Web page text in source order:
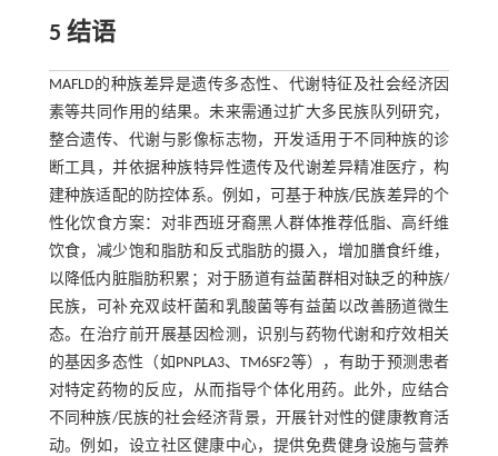
5 结语
MAFLD的种族差异是遗传多态性、代谢特征及社会经济因
素等共同作用的结果。未来需通过扩大多民族队列研究，
整合遗传、代谢与影像标志物，开发适用于不同种族的诊
断工具，并依据种族特异性遗传及代谢差异精准医疗，构
建种族适配的防控体系。例如，可基于种族/民族差异的个
性化饮食方案：对非西班牙裔黑人群体推荐低脂、高纤维
饮食，减少饱和脂肪和反式脂肪的摄入，增加膳食纤维，
以降低内脏脂肪积累；对于肠道有益菌群相对缺乏的种族/
民族，可补充双歧杆菌和乳酸菌等有益菌以改善肠道微生
态。在治疗前开展基因检测，识别与药物代谢和疗效相关
的基因多态性（如PNPLA3、TM6SF2等），有助于预测患者
对特定药物的反应，从而指导个体化用药。此外，应结合
不同种族/民族的社会经济背景，开展针对性的健康教育活
动。例如，设立社区健康中心，提供免费健身设施与营养